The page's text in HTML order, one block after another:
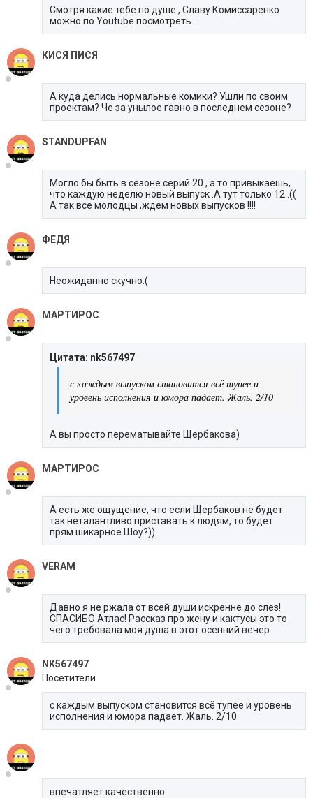
Cмотря какие тебе по душе , Cлаву Комисcаренко
можно по Youtube посмотреть.
КИСЯ ПИСЯ
А куда делись нормальные комики? Ушли по своим
проектам? Че за унылое гавно в последнем сезоне?
STANDUPFAN
Могло бы быть в сезоне серий 20 , а то привыкаешь,
что каждую неделю новый выпуск .А тут только 12 .((
А так все молодцы ,ждем новых выпусков !!!!
ФЕДЯ
Неожиданно скучно:(
МАРТИРОС
Цитата: nk567497
с каждым выпуском становится всё тупее и
уровень исполнения и юмора падает. Жаль. 2/10
А вы просто перематывайте Щербакова)
МАРТИРОС
А есть же ощущение, что если Щербаков не будет
так неталантливо приставать к людям, то будет
прям шикарное Шоу?))
VERAМ
Давно я не ржала от всей души искренне до слез!
СПАСИБО Атлас! Рассказ про жену и кактусы это то
чего требовала моя душа в этот осенний вечер
NK567497
Посетители
с каждым выпуском становится всё тупее и уровень
исполнения и юмора падает. Жаль. 2/10
впечатляет качественно